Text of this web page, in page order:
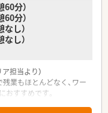
分）
分）
し）
し）
担当より）
業もほとんどなく、ワー
すすめです。